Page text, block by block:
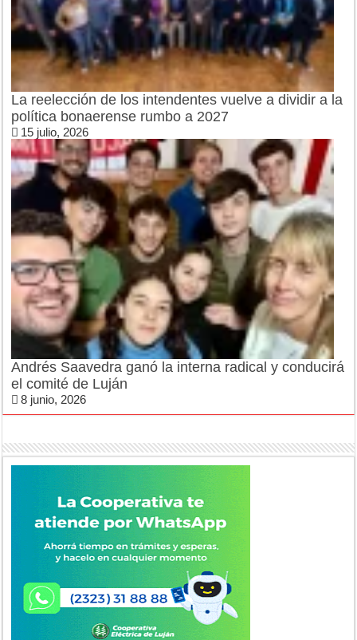
La reelección de los intendentes vuelve a dividir a la
política bonaerense rumbo a 2027
15 julio, 2026
Andrés Saavedra ganó la interna radical y conducirá
el comité de Luján
8 junio, 2026